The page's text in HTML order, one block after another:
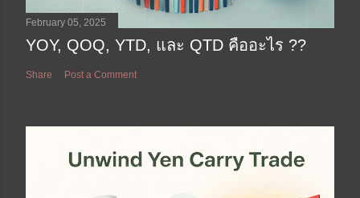
February 05, 2025
YOY, QOQ, YTD, และ QTD คืออะไร ??
Share Post a Comment